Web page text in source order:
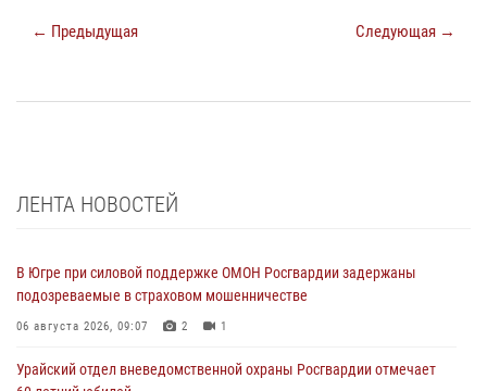
← Предыдущая Следующая →
ЛЕНТА НОВОСТЕЙ
В Югре при силовой поддержке ОМОН Росгвардии задержаны
подозреваемые в страховом мошенничестве
06 августа 2026, 09:07 2 1
Урайский отдел вневедомственной охраны Росгвардии отмечает